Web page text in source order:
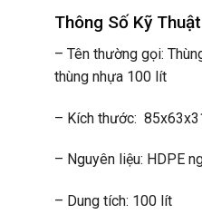
Thông Số Kỹ Thuật
– Tên thường gọi:
thùng nhựa 100 lít
– Kích thước:
– Nguyên liệu: HDPE
– Dung tích: 100 lít